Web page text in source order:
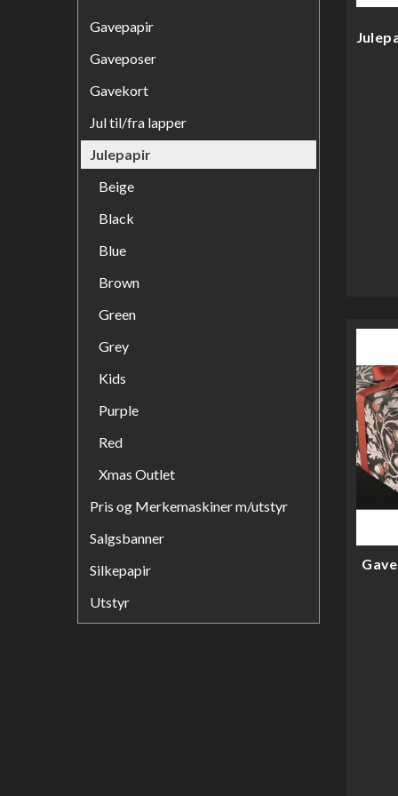
Gavepapir
Gaveposer
Gavekort
Jul til/fra lapper
Julepapir
Beige
Black
Blue
Brown
Green
Grey
Kids
Purple
Red
Xmas Outlet
Pris og Merkemaskiner m/utstyr
Salgsbanner
Silkepapir
Utstyr